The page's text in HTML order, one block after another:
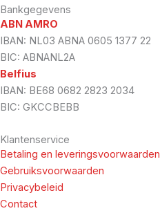
Bankgegevens
ABN AMRO
IBAN: NL03 ABNA 0605 1377 22
BIC: ABNANL2A
Belfius
IBAN: BE68 0682 2823 2034
BIC: GKCCBEBB
Klantenservice
Betaling en leveringsvoorwaarden
Gebruiksvoorwaarden
Privacybeleid
Contact